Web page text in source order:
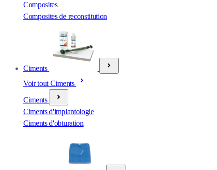
Composites
Composites de reconstitution
Ciments
Voir tout Ciments
Ciments
Ciments d'implantologie
Ciments d'obturation